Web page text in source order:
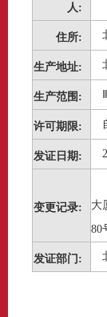
人:
住所:
生产地址:
生产范围:
许可期限:
发证日期:
变更记录:
大
80
发证部门: